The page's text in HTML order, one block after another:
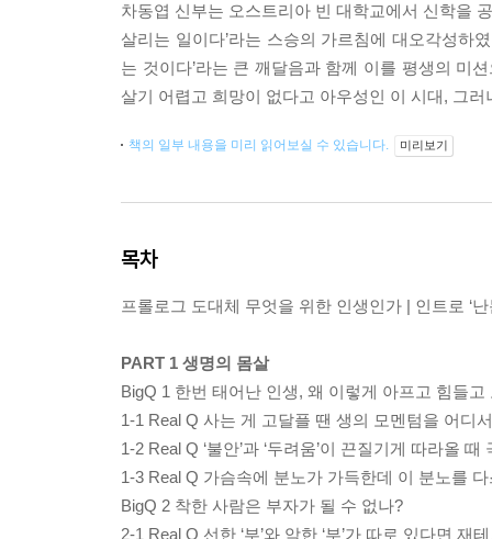
차동엽 신부는 오스트리아 빈 대학교에서 신학을
살리는 일이다’라는 스승의 가르침에 대오각성하
는 것이다’라는 큰 깨달음과 함께 이를 평생의 미
살기 어렵고 희망이 없다고 아우성인 이 시대, 그
책의 일부 내용을 미리 읽어보실 수 있습니다. 미리보기
목차
프롤로그 도대체 무엇을 위한 인생인가 | 인트로 ‘
PART 1 생명의 몸살
BigQ 1 한번 태어난 인생, 왜 이렇게 아프고 힘들
1-1 Real Q 사는 게 고달플 땐 생의 모멘텀을 어디
1-2 Real Q ‘불안’과 ‘두려움’이 끈질기게 따라올
1-3 Real Q 가슴속에 분노가 가득한데 이 분노를
BigQ 2 착한 사람은 부자가 될 수 없나?
2-1 Real Q 선한 ‘부’와 악한 ‘부’가 따로 있다면 재